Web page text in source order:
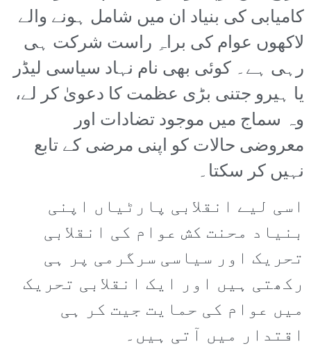
کامیابی کی بنیاد ان میں شامل ہونے والے
لاکھوں عوام کی براہِ راست شرکت ہی
رہی ہے۔ کوئی بھی نام نہاد سیاسی لیڈر
یا ہیرو جتنی بڑی عظمت کا دعویٰ کر لے،
وہ سماج میں موجود تضادات اور
معروضی حالات کو اپنی مرضی کے تابع
نہیں کر سکتا۔
اسی لیے انقلابی پارٹیاں اپنی
بنیاد محنت کش عوام کی انقلابی
تحریک اور سیاسی سرگرمی پر ہی
رکھتی ہیں اور ایک انقلابی تحریک
میں عوام کی حمایت جیت کر ہی
اقتدار میں آتی ہیں۔